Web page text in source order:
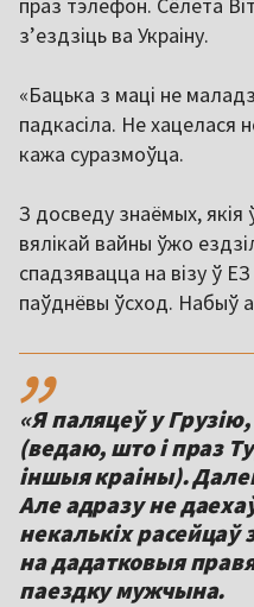
праз тэлефон. Сёлета
зʼездзіць ва Украіну.
«Бацька з маці не
падкасіла. Не хацелася
кажа суразмоўца.
З досведу знаёмых, якія
вялікай вайны ўжо
спадзявацца на візу ў
паўднёвы ўсход. Набыў
,,
«Я паляцеў у
(ведаю, што і праз
іншыя краіны).
Але адразу не
некалькіх расейцаў
на дадатковыя
паездку мужчына.